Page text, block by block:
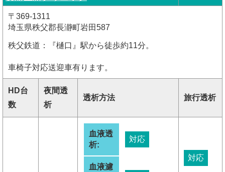
〒369-1311
埼玉県秩父郡長瀞町岩田587
秩父鉄道：『樋口』駅から徒歩約11分。
車椅子対応送迎車有ります。
HD台
数
夜間透
析
透析方法 旅行透析
血液透
析:
対応
血液濾
対応